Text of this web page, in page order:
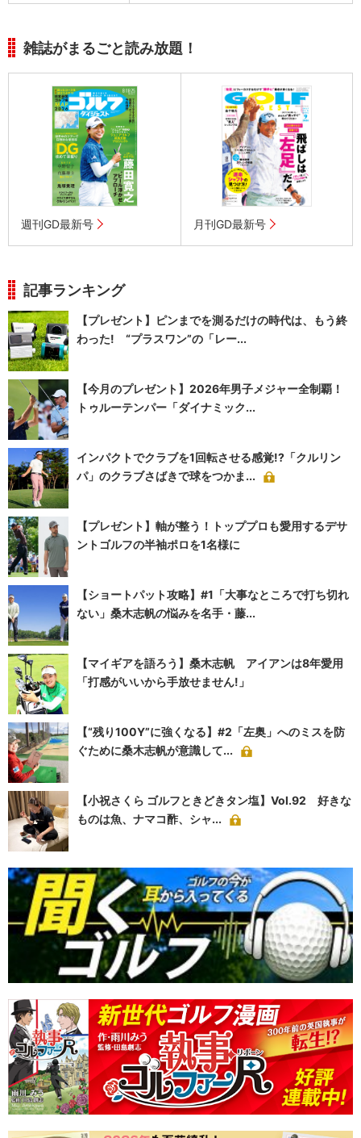
雑誌がまるごと読み放題！
週刊GD最新号 月刊GD最新号
記事ランキング
【プレゼント】ピンまでを測るだけの時代は、もう終
わった! “プラスワン”の「レー...
【今月のプレゼント】2026年男子メジャー全制覇！
トゥルーテンパー「ダイナミック...
インパクトでクラブを1回転させる感覚!?「クルリン
パ」のクラブさばきで球をつかま...
【プレゼント】軸が整う！トッププロも愛用するデサ
ントゴルフの半袖ポロを1名様に
【ショートパット攻略】#1「大事なところで打ち切れ
ない」桑木志帆の悩みを名手・藤...
【マイギアを語ろう】桑木志帆 アイアンは8年愛用
「打感がいいから手放せません!」
【“残り100Y”に強くなる】#2「左奥」へのミスを防
ぐために桑木志帆が意識して...
【小祝さくら ゴルフときどきタン塩】Vol.92 好きな
ものは魚、ナマコ酢、シャ...